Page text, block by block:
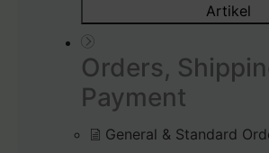
Artikel
Orders,
Payment
General & Standard